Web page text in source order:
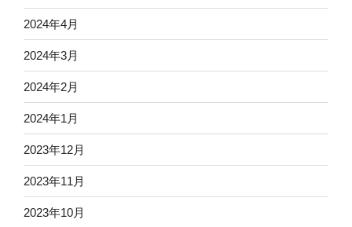
2024年4月
2024年3月
2024年2月
2024年1月
2023年12月
2023年11月
2023年10月